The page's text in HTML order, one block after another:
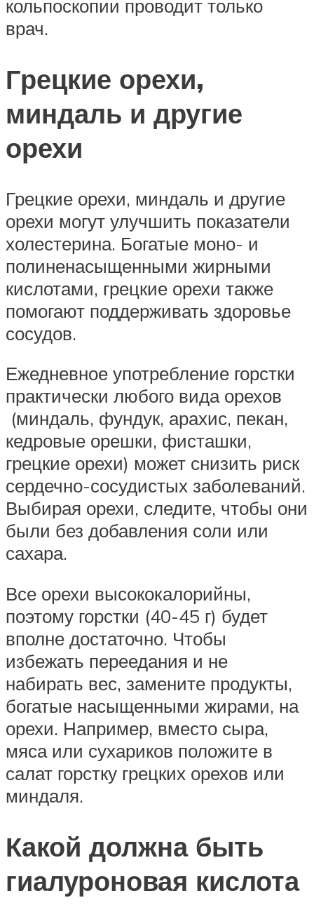
кольпоскопии проводит только
врач.
Грецкие орехи,
миндаль и другие
орехи
Грецкие орехи, миндаль и другие
орехи могут улучшить показатели
холестерина. Богатые моно- и
полиненасыщенными жирными
кислотами, грецкие орехи также
помогают поддерживать здоровье
сосудов.
Ежедневное употребление горстки
практически любого вида орехов
(миндаль, фундук, арахис, пекан,
кедровые орешки, фисташки,
грецкие орехи) может снизить риск
сердечно-сосудистых заболеваний.
Выбирая орехи, следите, чтобы они
были без добавления соли или
сахара.
Все орехи высококалорийны,
поэтому горстки (40-45 г) будет
вполне достаточно. Чтобы
избежать переедания и не
набирать вес, замените продукты,
богатые насыщенными жирами, на
орехи. Например, вместо сыра,
мяса или сухариков положите в
салат горстку грецких орехов или
миндаля.
Какой должна быть
гиалуроновая кислота